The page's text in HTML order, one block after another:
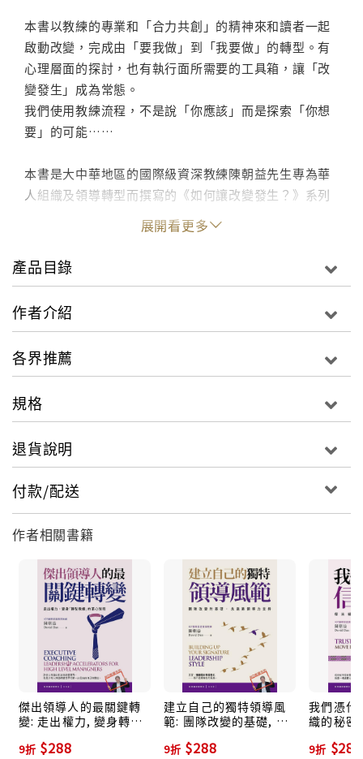
本書以教練的專業和「合力共創」的精神來和讀者一起
啟動改變，完成由「要我做」到「我要做」的轉型。有
心理層面的探討，也有執行面所需要的工具箱，讓「改
變發生」成為常態。
我們使用教練流程，不是說「你應該」而是探索「你想
要」的可能……
本書是大中華地區的國際級資深教練陳朝益先生專為華
人組織及領導轉型而撰寫的《如何讓改變發生？》系列
書的第三冊；內容聚集於全系列書的最關鍵主題－－由
「知道」到「做到」的行動力量。
許多企業想改變，也有許多組織主管企圖創新改變，他
的時代中求存；許多創業或趨勢書籍都探討過「改變觀
生，特別由教練模式的角度，詮釋從「觀念到行動」的
事實上改變或是創新行動本身從思維開始，就極度需要
「有意識」的進行，本書提供了許多工具與幕後的「促
變」原因說明；當一個企業主管和團隊，對改變的主題
「不急迫」、「沒有感到重要性」；在心思意念上無法
推進時，改變不會發生。另一種常見的情況是，沒有在
心理與行動做好預備，在過程中又沒有支持或追蹤；這
畫。
許多帶領組織轉型的主管甚至經營者，往往沒有理解
「改變是一場需要有步驟及策劃」的過程，他們只憑著
願景出發，往往不能解答團隊或員工對改變的恐懼，自
然無法跨出行動。
在產業激烈轉型的今天，推動組織的領導人必須了解如
何讓群體實踐轉變的真正過程，這其中並沒有秘密，但
展開看更多
產品目錄
作者介紹
各界推薦
規格
退貨說明
付款/配送
作者相關書籍
傑出領導人的最關鍵轉
變: 走出權力, 變身轉型
讓改變發生？系列４】
9折 $288
建立自己的獨特領導風
範: 團隊改變的基礎, 永
9折 $288
我們憑什
織的秘密
9折 $288